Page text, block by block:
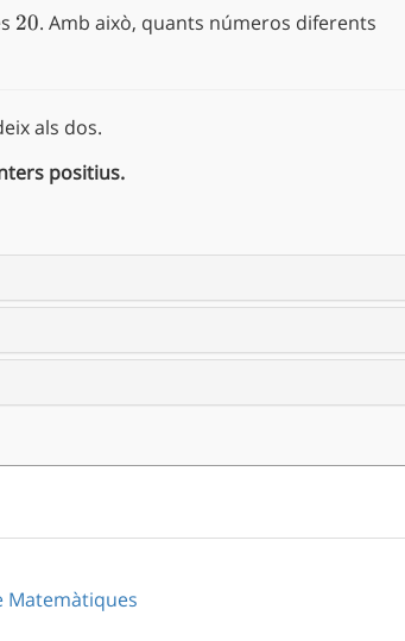
20
20. Amb això, quants números diferents
als dos.
positius.
Matemàtiques